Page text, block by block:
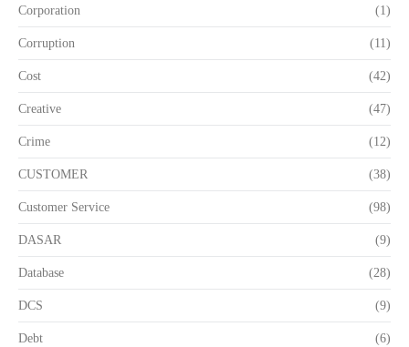
Corporation (1)
Corruption (11)
Cost (42)
Creative (47)
Crime (12)
CUSTOMER (38)
Customer Service (98)
DASAR (9)
Database (28)
DCS (9)
Debt (6)